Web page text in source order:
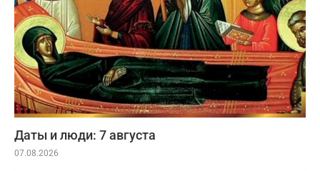
Даты и люди: 7 августа
07.08.2026